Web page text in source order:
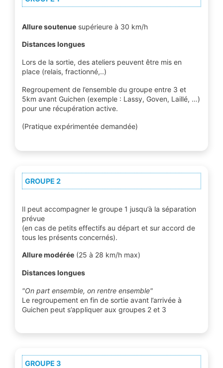
Allure soutenue supérieure à 30 km/h
Distances longues
Lors de la sortie, des ateliers peuvent être mis en
place (relais, fractionné,..)
Regroupement de l’ensemble du groupe entre 3 et
5km avant Guichen (exemple : Lassy, Goven, Laillé, …)
pour une récupération active.
(Pratique expérimentée demandée)
GROUPE 2
Il peut accompagner le groupe 1 jusqu’à la séparation
prévue
(en cas de petits effectifs au départ et sur accord de
tous les présents concernés).
Allure modérée (25 à 28 km/h max)
Distances longues
"On part ensemble, on rentre ensemble"
Le regroupement en fin de sortie avant l’arrivée à
Guichen peut s’appliquer aux groupes 2 et 3
GROUPE 3